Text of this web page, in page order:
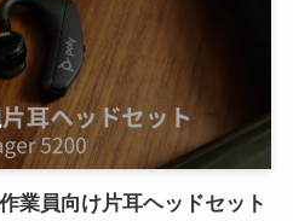
業員向け片耳ヘッドセット